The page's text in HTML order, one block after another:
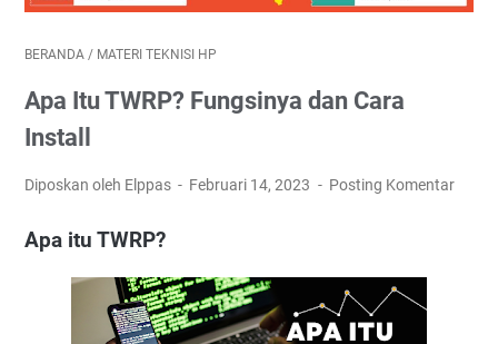
BERANDA / MATERI TEKNISI HP
Apa Itu TWRP? Fungsinya dan Cara
Install
Diposkan oleh Elppas Februari 14, 2023 Posting Komentar
Apa itu TWRP?